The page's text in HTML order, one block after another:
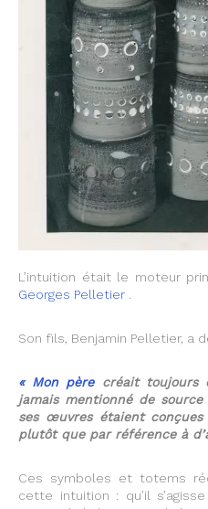
L’intuition était le moteur
Georges Pelletier
Son fils, Benjamin Pelletier, a
« Mon pèrecréait toujours
jamais mentionné de source
ses œuvres étaient
plutôt que par référence à
Ces symboles et totems
cette intuition : qu’il